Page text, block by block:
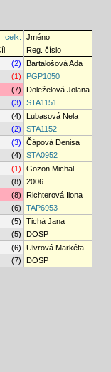
celk.
Jméno
Reg. číslo
(2)
Bartalošová Ada
(1)
PGP1050
(7)
Doleželová Jolana
(3)
STA1151
(4)
Lubasová Nela
(2)
STA1152
(3)
Čápová Denisa
(4)
STA0952
(1)
Gozon Michal
(8)
2006
(8)
Richterová Ilona
(6)
TAP6953
(5)
Tichá Jana
(5)
DOSP
(6)
Ulvrová Markéta
(7) DOSP